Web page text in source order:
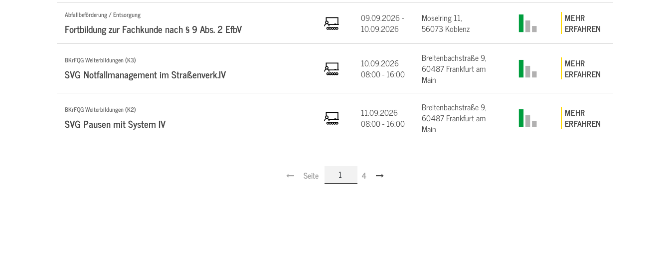
Abfallbeförderung / Entsorgung
Fortbildung zur Fachkunde nach § 9 Abs. 2 EfbV
09.09.2026 -
10.09.2026
Moselring 11,
56073 Koblenz
MEHR
ERFAHREN
BKrFQG Weiterbildungen (K3)
SVG Notfallmanagement im Straßenverk.IV
10.09.2026
08:00 - 16:00
Breitenbachstraße 9,
60487 Frankfurt am
Main
MEHR
ERFAHREN
BKrFQG Weiterbildungen (K2)
SVG Pausen mit System IV
11.09.2026
08:00 - 16:00
Breitenbachstraße 9,
60487 Frankfurt am
Main
MEHR
ERFAHREN
Seite 4